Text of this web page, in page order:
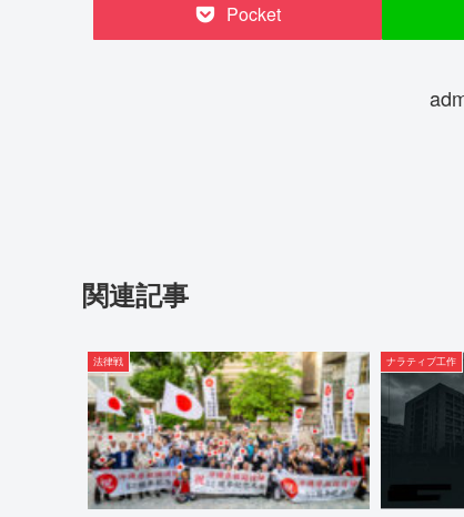
Pocket
関連記事
法律戦 ナラティブ工作